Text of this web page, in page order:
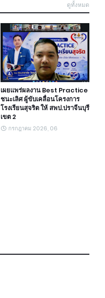
ดูทั้งหมด
เผยแพร่ผลงาน Best Practice
ชนะเลิศ ผู้ขับเคลื่อนโครงการ
โรงเรียนสุจริต ให้ สพป.ปราจีนบุรี
เขต 2
กรกฎาคม 2026, 06